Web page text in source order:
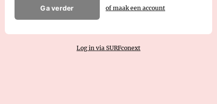
Ga verder of maak een account
Log in via SURFconext